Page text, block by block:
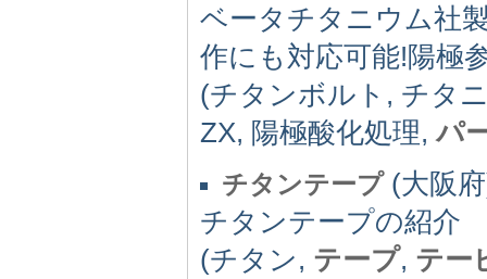
ベータチタニウム社
作にも対応可能!陽極
(チタンボルト, チタ
ZX, 陽極酸化処理,パ
チタンテープ(大阪
チタンテープの紹介
(チタン, テープ, テー